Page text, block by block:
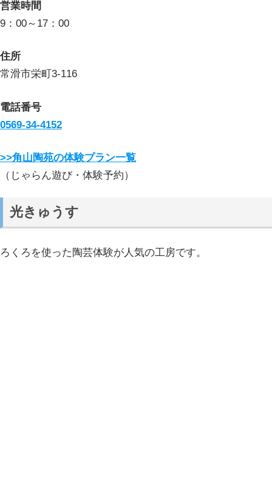
営業時間
9：00～17：00
住所
常滑市栄町3-116
電話番号
0569-34-4152
>>角山陶苑の体験プラン一覧
（じゃらん遊び・体験予約）
光きゅうす
ろくろを使った陶芸体験が人気の工房です。